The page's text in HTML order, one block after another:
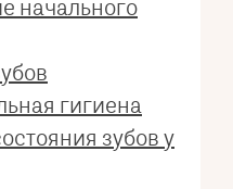
начального
гигиена
зубов у